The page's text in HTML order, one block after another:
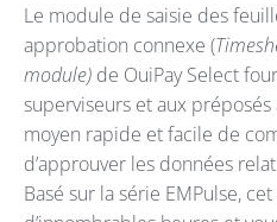
Le module de saisie des
approbation connexe (
module) de OuiPay Select
superviseurs et aux
moyen rapide et facile de
d’approuver les données
Basé sur la série EMPulse,